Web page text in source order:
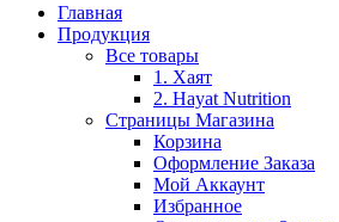
Главная
Продукция
Все товары
1. Хаят
2. Hayat Nutrition
Страницы Магазина
Корзина
Оформление Заказа
Мой Аккаунт
Избранное